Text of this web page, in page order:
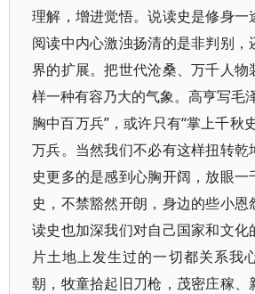
理解，增进觉悟。说读史是修身一
阅读中内心激浊扬清的是非判别，
界的扩展。把世代沧桑、万千人物
样一种有容乃大的气象。高亨写毛
胸中百万兵”，或许只有“掌上千秋
万兵。当然我们不必有这样扭转乾
史更多的是感到心胸开阔，放眼
史，不禁豁然开朗，身边的些小恩
读史也加深我们对自己国家和文化
片土地上发生过的一切都关系我
朝，牧童拾起旧刀枪，茂密庄稼、